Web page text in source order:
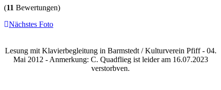
(11 Bewertungen)
Nächstes Foto
Lesung mit Klavierbegleitung in Barmstedt / Kulturverein Pfiff - 04.
Mai 2012 - Anmerkung: C. Quadflieg ist leider am 16.07.2023
verstorbven.